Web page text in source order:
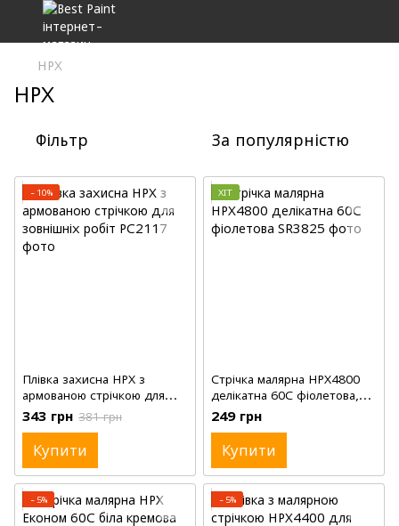
HPX
HPX
Фільтр За популярністю
−10%
Плівка захисна HPX з
армованою стрічкою для
зовнішніх робіт, 210см, 17м
343 грн 381 грн
Купити
ХІТ
Стрічка малярна HPX4800
делікатна 60С фіолетова,
1,5'(38мм), 25м
249 грн
Купити
−5% −5%